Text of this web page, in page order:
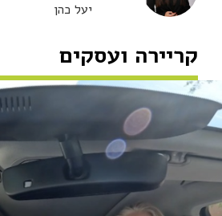
יעל כהן
קריירה ועסקים